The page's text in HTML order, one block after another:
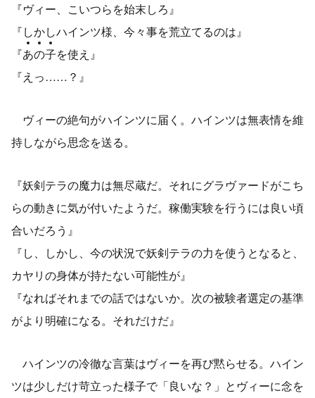
『ヴィー、こいつらを始末しろ』
『しかしハインツ様、今々事を荒立てるのは』
『あの子を使え』
『えっ……？』
ヴィーの絶句がハインツに届く。ハインツは無表情を維
持しながら思念を送る。
『妖剣テラの魔力は無尽蔵だ。それにグラヴァードがこち
らの動きに気が付いたようだ。稼働実験を行うには良い頃
合いだろう』
『し、しかし、今の状況で妖剣テラの力を使うとなると、
カヤリの身体が持たない可能性が』
『なればそれまでの話ではないか。次の被験者選定の基準
がより明確になる。それだけだ』
ハインツの冷徹な言葉はヴィーを再び黙らせる。ハイン
ツは少しだけ苛立った様子で「良いな？」とヴィーに念を